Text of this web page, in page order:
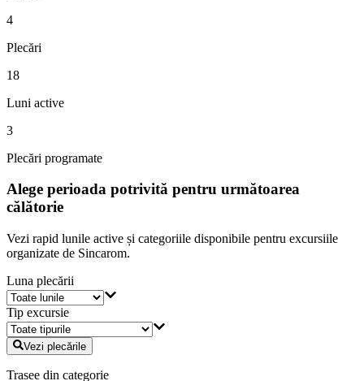
4
Plecări
18
Luni active
3
Plecări programate
Alege perioada potrivită pentru următoarea
călătorie
Vezi rapid lunile active și categoriile disponibile pentru excursiile
organizate de Sincarom.
Luna plecării
Tip excursie
Vezi plecările
Trasee din categorie